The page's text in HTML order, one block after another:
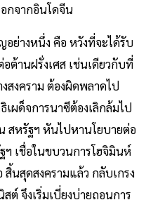
กจากอินโดจีน
ย่างหนึ่ง คือ หวังที่จะได้รับ
ต้านฝรั่งเศส เช่นเดียวกับที่
สงคราม ต้องผิดพลาดไป
ผด็จการนาซีต้องเลิกล้มไป
สหรัฐฯ หันไปหานโยบายต่อ
เชื่อในขบวนการโฮจิมินห์
นสุดสงครามแล้ว กลับเกรง
ต์ จึงเริ่มเบี่ยงบ่ายถอนการ